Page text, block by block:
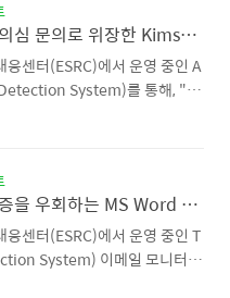
정상 Node.js 로깅 라이브러
원격 제어 도구(RAT)를 포함하
코드는 단순 정보 탈취를 넘어,
반의 양방향 C2(Command &
해 공격자가 피해 시스템에서
명령을 실행할 수 있어 심각
패키지 사례는 기존에도 다수
개인정보 유출 의심 문의로 위장한 Kimsuky 스피어피싱 사례 분석
응센터(ESRC)에서 운영 중인 A
System)를 통해, "개
인 요청"이라는 민감한 소재로
포형 피싱과 달리, 특정 기업
적으로 삼아 여러 차례 메일을
쌓은 뒤 악성 파일을 실행하도
적 공격이라는 점에서 주의가
격자는 첫 시도에서 악성 링크
디지털 서명 검증을 우회하는 MS Word 변조 악성코드 주의 (CVE-2013-3900)
응센터(ESRC)에서 운영 중인 T
System) 이메일 모니터링
서명된 Microsoft Word 실행